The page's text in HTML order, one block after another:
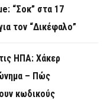
“Σοκ” στα 17
τον “Δικέφαλο”
ΗΠΑ: Χάκερ
– Πώς
κωδικούς